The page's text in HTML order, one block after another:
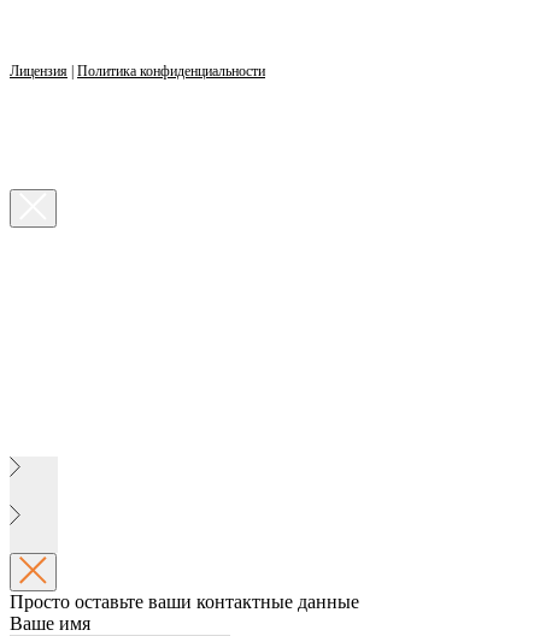
Лицензия Политика конфиденциальности
Просто оставьте ваши контактные данные
Ваше имя